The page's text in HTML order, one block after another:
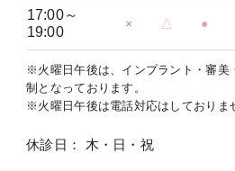
17:00～
19:00
× △ ●
※火曜日午後は、インプラント・審美
制となっております。
※火曜日午後は電話対応はしておりま
休診日： 木・日・祝